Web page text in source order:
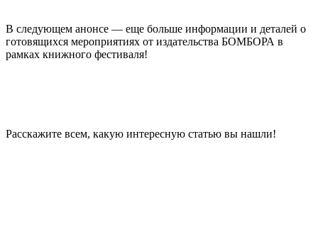
В следующем анонсе — еще больше информации и деталей о
готовящихся мероприятиях от издательства БОМБОРА в
рамках книжного фестиваля!
Расскажите всем, какую интересную статью вы нашли!